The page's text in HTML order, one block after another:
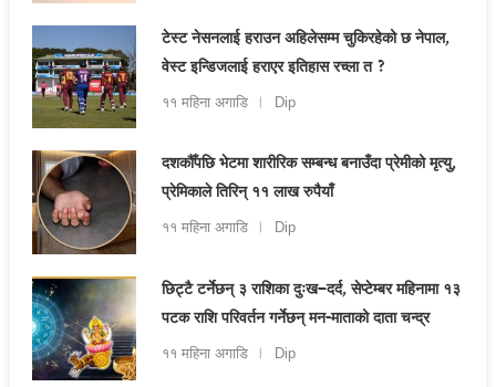
टेस्ट नेसनलाई हराउन अहिलेसम्म चुकिरहेको छ नेपाल,
वेस्ट इन्डिजलाई हराएर इतिहास रच्ला त ?
११ महिना अगाडि Dip
दशकौँपछि भेटमा शारीरिक सम्बन्ध बनाउँदा प्रेमीको मृत्यु,
प्रेमिकाले तिरिन् ११ लाख रुपैयाँ
११ महिना अगाडि Dip
छिट्टै टर्नेछन् ३ राशिका दुःख–दर्द, सेप्टेम्बर महिनामा १३
पटक राशि परिवर्तन गर्नेछन् मन-माताको दाता चन्द्र
११ महिना अगाडि Dip